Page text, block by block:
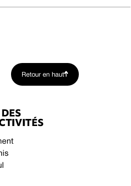
Retour en haut
DES